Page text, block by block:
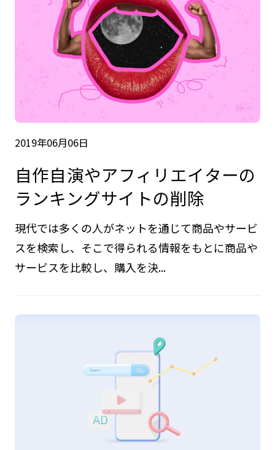
2019年06月06日
自作自演やアフィリエイターの
ランキングサイトの削除
現代では多くの人がネットを通じて商品やサービ
スを検索し、そこで得られる情報をもとに商品や
サービスを比較し、購入を決...